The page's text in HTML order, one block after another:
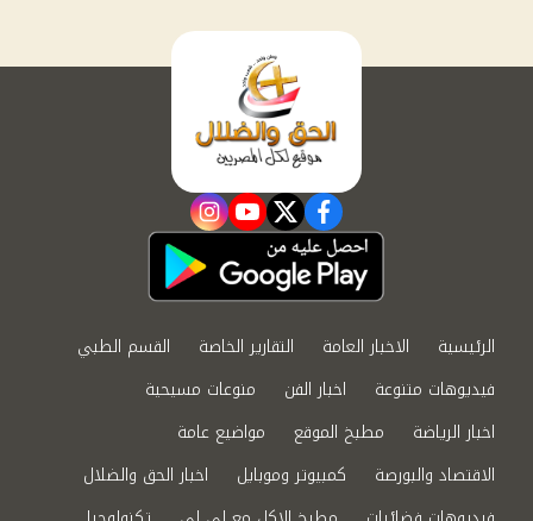
facebook
twitter
youtube
instagram
الرئيسية الاخبار العامة التقارير الخاصة
القسم الطبي
فيديوهات متنوعة
اخبار الفن
منوعات مسيحية
اخبار الرياضة
مطبخ الموقع
مواضيع عامة
الاقتصاد والبورصة
كمبيوتر وموبايل
اخبار الحق والضلال